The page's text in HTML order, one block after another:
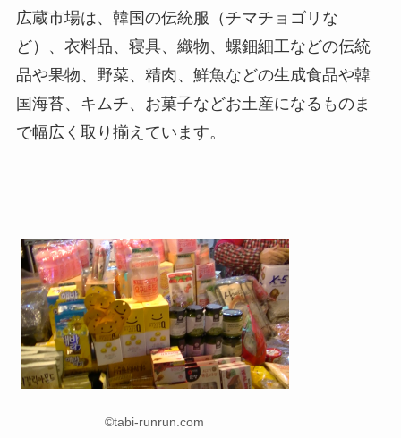
広蔵市場は、韓国の伝統服（チマチョゴリな
ど）、衣料品、寝具、織物、螺鈿細工などの伝統
品や果物、野菜、精肉、鮮魚などの生成食品や韓
国海苔、キムチ、お菓子などお土産になるものま
で幅広く取り揃えています。
©tabi-runrun.com